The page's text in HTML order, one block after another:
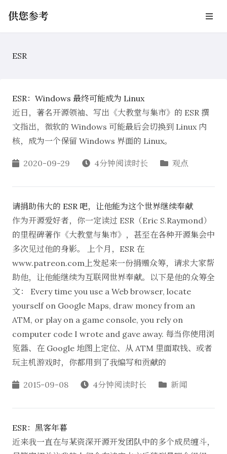
供您参考
ESR
ESR：Windows 最终可能成为 Linux
近日，著名开源领袖、写出《大教堂与集市》的 ESR 撰
文指出，微软的 Windows 可能最后会切换到 Linux 内
核，成为一个保留 Windows 界面的 Linux。
2020-09-29 4分钟阅读时长 观点
请捐助伟大的 ESR 吧，让他能为这个世界继续奉献
作为开源爱好者，你一定读过 ESR（Eric S.Raymond）
的里程碑著作《大教堂与集市》，甚至在各种开源集会中
多次见过他的身影。 上个月，ESR 在
www.patreon.com上发起来一份捐赠众筹，请求大家帮
助他，让他能继续为互联网世界奉献。以下是他的众筹全
文： Every time you use a Web browser, locate
yourself on Google Maps, draw money from an
ATM, or play on a game console, you rely on
computer code I wrote and gave away. 每当你使用浏
览器、在 Google 地图上定位、从 ATM 里面取钱、或者
玩主机游戏时，你都用到了我编写和贡献的
2015-09-08 4分钟阅读时长 新闻
ESR：黑客年暮
近来我一直在与某资深开源开发团队中的多个成员缠斗，